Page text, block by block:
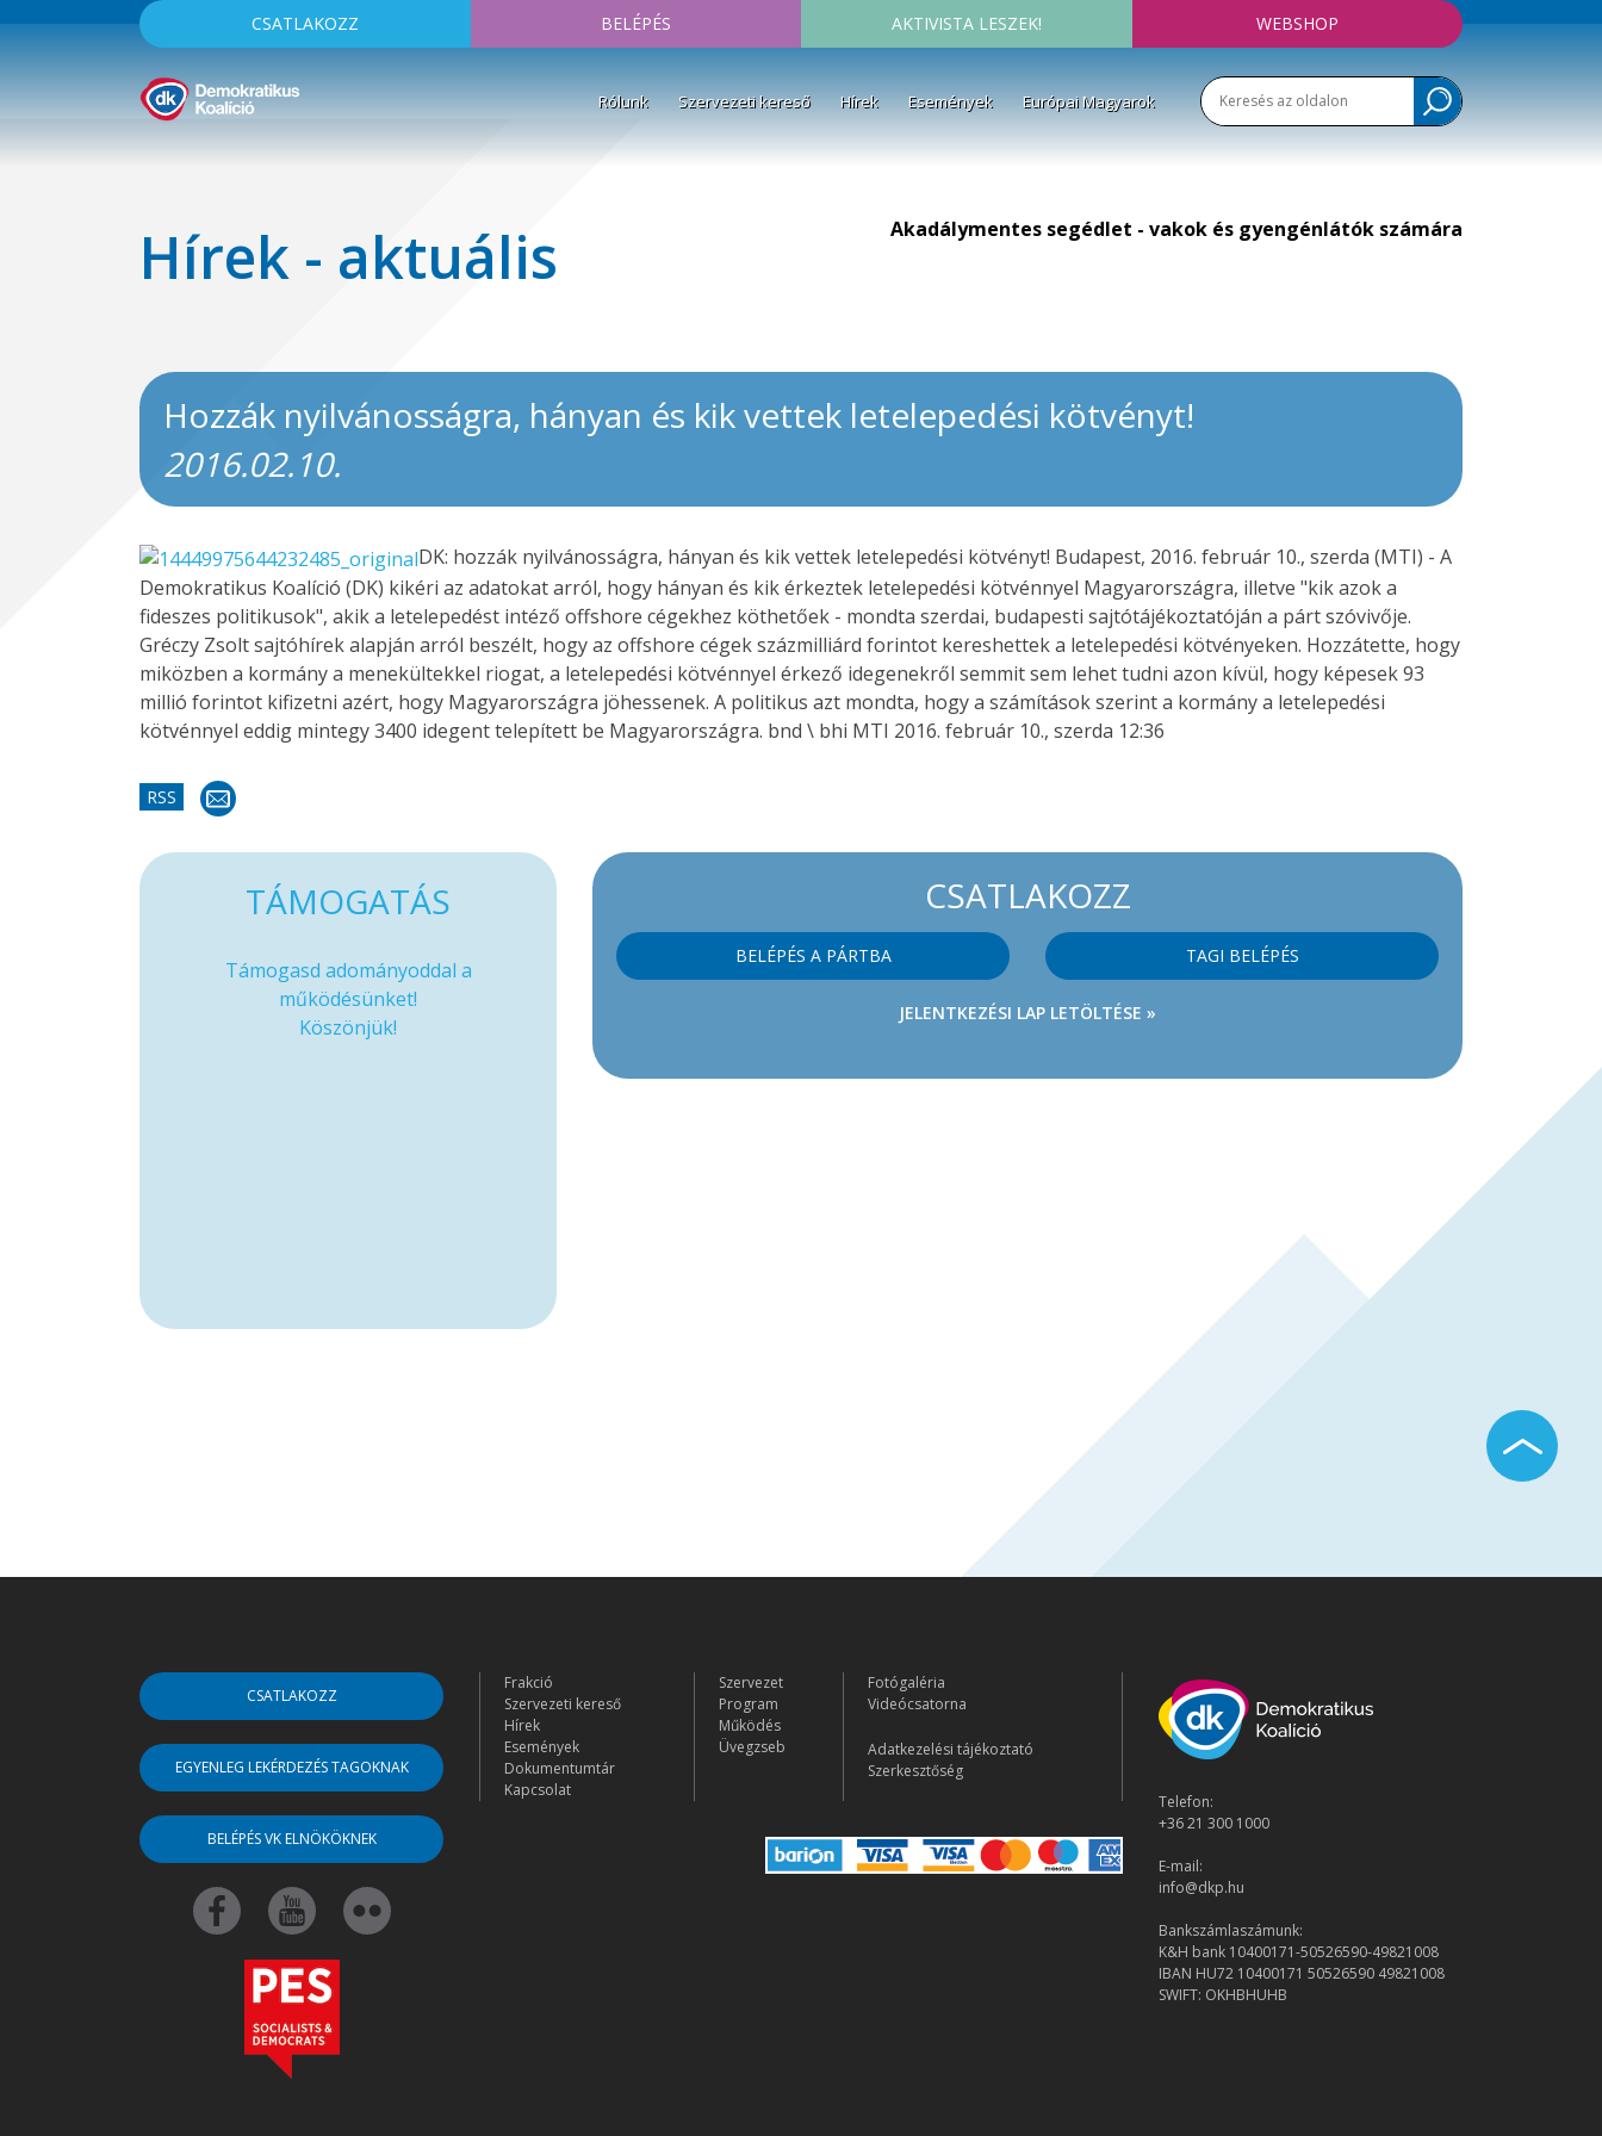
CSATLAKOZZ BELÉPÉS AKTIVISTA LESZEK! WEBSHOP
Rólunk Szervezeti kereső Hírek Események Európai Magyarok
Hírek - aktuális Akadálymentes segédlet - vakok és gyengénlátók számára
Hozzák nyilvánosságra, hányan és kik vettek letelepedési kötvényt!
2016.02.10.
DK: hozzák nyilvánosságra, hányan és kik vettek letelepedési kötvényt! Budapest, 2016. február 10., szerda (MTI) - A
Demokratikus Koalíció (DK) kikéri az adatokat arról, hogy hányan és kik érkeztek letelepedési kötvénnyel Magyarországra, illetve "kik azok a
fideszes politikusok", akik a letelepedést intéző offshore cégekhez köthetőek - mondta szerdai, budapesti sajtótájékoztatóján a párt szóvivője.
Gréczy Zsolt sajtóhírek alapján arról beszélt, hogy az offshore cégek százmilliárd forintot kereshettek a letelepedési kötvényeken. Hozzátette, hogy
miközben a kormány a menekültekkel riogat, a letelepedési kötvénnyel érkező idegenekről semmit sem lehet tudni azon kívül, hogy képesek 93
millió forintot kifizetni azért, hogy Magyarországra jöhessenek. A politikus azt mondta, hogy a számítások szerint a kormány a letelepedési
kötvénnyel eddig mintegy 3400 idegent telepített be Magyarországra. bnd \ bhi MTI 2016. február 10., szerda 12:36
RSS
CSATLAKOZZ
BELÉPÉS A PÁRTBA TAGI BELÉPÉS
JELENTKEZÉSI LAP LETÖLTÉSE »
TÁMOGATÁS
Támogasd adományoddal a
működésünket!
Köszönjük!
CSATLAKOZZ
EGYENLEG LEKÉRDEZÉS TAGOKNAK
BELÉPÉS VK ELNÖKÖKNEK
Frakció
Szervezeti kereső
Hírek
Események
Dokumentumtár
Kapcsolat
Szervezet
Program
Működés
Üvegzseb
Fotógaléria
Videócsatorna
Adatkezelési tájékoztató
Szerkesztőség
Telefon:
+36 21 300 1000
E-mail:
info@dkp.hu
Bankszámlaszámunk:
K&H bank 10400171-50526590-49821008
IBAN HU72 10400171 50526590 49821008
SWIFT: OKHBHUHB